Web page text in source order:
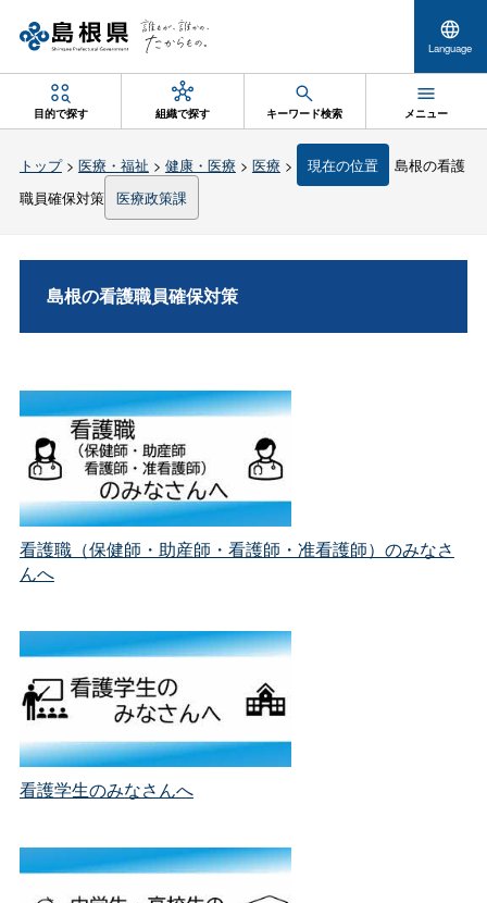
Language
目的で探す 組織で探す キーワード検索 メニュー
トップ> 医療・福祉 > 健康・医療 > 医療 > 現在の位置
島根の看護
職員確保対策 医療政策課
島根の看護職員確保対策
看護職（保健師・助産師・看護師・准看護師）のみなさ
んへ
看護学生のみなさんへ